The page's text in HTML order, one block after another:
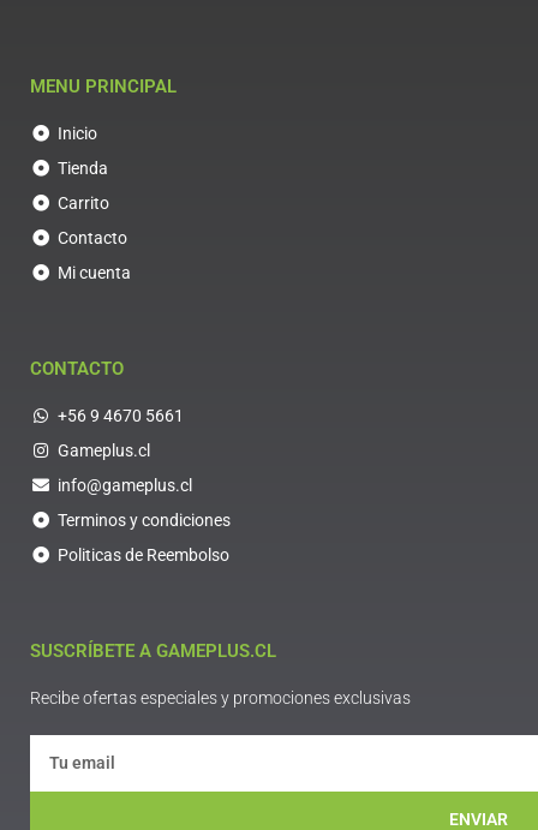
MENU PRINCIPAL
Inicio
Tienda
Carrito
Contacto
Mi cuenta
CONTACTO
+56 9 4670 5661
Gameplus.cl
info@gameplus.cl
Terminos y condiciones
Politicas de Reembolso
SUSCRÍBETE A GAMEPLUS.CL
Recibe ofertas especiales y promociones exclusivas
ENVIAR